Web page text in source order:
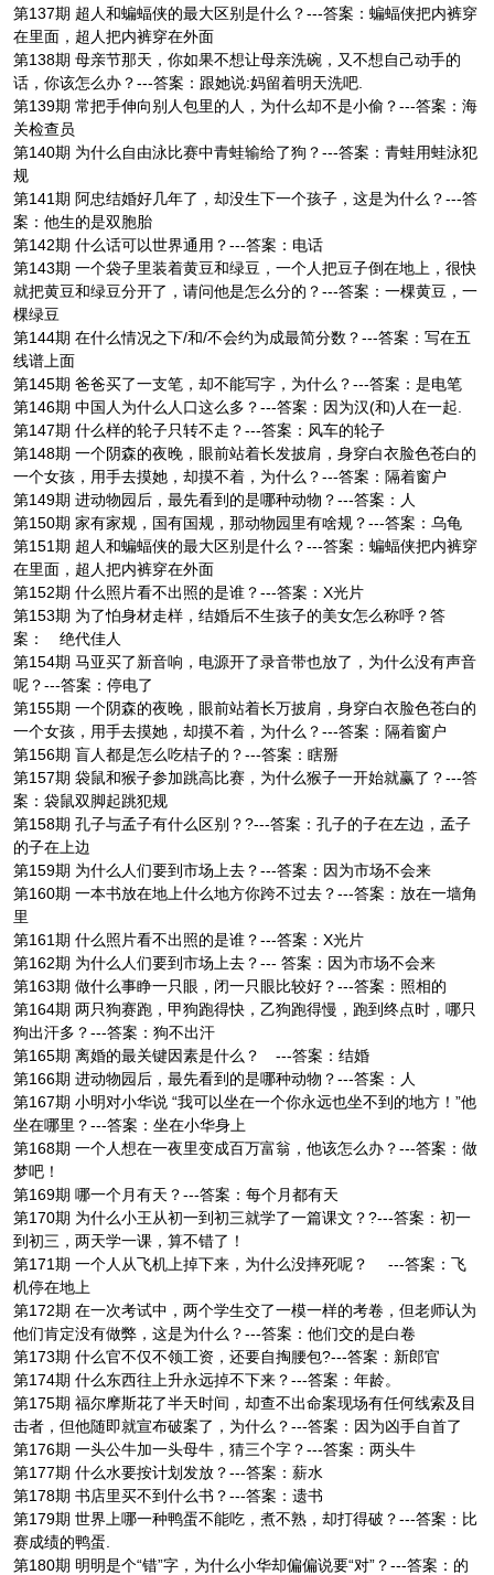
第137期 超人和蝙蝠侠的最大区别是什么？---答案：蝙蝠侠把内裤穿
在里面，超人把内裤穿在外面
第138期 母亲节那天，你如果不想让母亲洗碗，又不想自己动手的
话，你该怎么办？---答案：跟她说:妈留着明天洗吧.
第139期 常把手伸向别人包里的人，为什么却不是小偷？---答案：海
关检查员
第140期 为什么自由泳比赛中青蛙输给了狗？---答案：青蛙用蛙泳犯
规
第141期 阿忠结婚好几年了，却没生下一个孩子，这是为什么？---答
案：他生的是双胞胎
第142期 什么话可以世界通用？---答案：电话
第143期 一个袋子里装着黄豆和绿豆，一个人把豆子倒在地上，很快
就把黄豆和绿豆分开了，请问他是怎么分的？---答案：一棵黄豆，一
棵绿豆
第144期 在什么情况之下/和/不会约为成最简分数？---答案：写在五
线谱上面
第145期 爸爸买了一支笔，却不能写字，为什么？---答案：是电笔
第146期 中国人为什么人口这么多？---答案：因为汉(和)人在一起.
第147期 什么样的轮子只转不走？---答案：风车的轮子
第148期 一个阴森的夜晚，眼前站着长发披肩，身穿白衣脸色苍白的
一个女孩，用手去摸她，却摸不着，为什么？---答案：隔着窗户
第149期 进动物园后，最先看到的是哪种动物？---答案：人
第150期 家有家规，国有国规，那动物园里有啥规？---答案：乌龟
第151期 超人和蝙蝠侠的最大区别是什么？---答案：蝙蝠侠把内裤穿
在里面，超人把内裤穿在外面
第152期 什么照片看不出照的是谁？---答案：X光片
第153期 为了怕身材走样，结婚后不生孩子的美女怎么称呼？答
案： 绝代佳人
第154期 马亚买了新音响，电源开了录音带也放了，为什么没有声音
呢？---答案：停电了
第155期 一个阴森的夜晚，眼前站着长万披肩，身穿白衣脸色苍白的
一个女孩，用手去摸她，却摸不着，为什么？---答案：隔着窗户
第156期 盲人都是怎么吃桔子的？---答案：瞎掰
第157期 袋鼠和猴子参加跳高比赛，为什么猴子一开始就赢了？---答
案：袋鼠双脚起跳犯规
第158期 孔子与孟子有什么区别？?---答案：孔子的子在左边，孟子
的子在上边
第159期 为什么人们要到市场上去？---答案：因为市场不会来
第160期 一本书放在地上什么地方你跨不过去？---答案：放在一墙角
里
第161期 什么照片看不出照的是谁？---答案：X光片
第162期 为什么人们要到市场上去？--- 答案：因为市场不会来
第163期 做什么事睁一只眼，闭一只眼比较好？---答案：照相的
第164期 两只狗赛跑，甲狗跑得快，乙狗跑得慢，跑到终点时，哪只
狗出汗多？---答案：狗不出汗
第165期 离婚的最关键因素是什么？ ---答案：结婚
第166期 进动物园后，最先看到的是哪种动物？---答案：人
第167期 小明对小华说 “我可以坐在一个你永远也坐不到的地方！”他
坐在哪里？---答案：坐在小华身上
第168期 一个人想在一夜里变成百万富翁，他该怎么办？---答案：做
梦吧！
第169期 哪一个月有天？---答案：每个月都有天
第170期 为什么小王从初一到初三就学了一篇课文？?---答案：初一
到初三，两天学一课，算不错了！
第171期 一个人从飞机上掉下来，为什么没摔死呢？ ---答案：飞
机停在地上
第172期 在一次考试中，两个学生交了一模一样的考卷，但老师认为
他们肯定没有做弊，这是为什么？---答案：他们交的是白卷
第173期 什么官不仅不领工资，还要自掏腰包?---答案：新郎官
第174期 什么东西往上升永远掉不下来？---答案：年龄。
第175期 福尔摩斯花了半天时间，却查不出命案现场有任何线索及目
击者，但他随即就宣布破案了，为什么？---答案：因为凶手自首了
第176期 一头公牛加一头母牛，猜三个字？---答案：两头牛
第177期 什么水要按计划发放？---答案：薪水
第178期 书店里买不到什么书？---答案：遗书
第179期 世界上哪一种鸭蛋不能吃，煮不熟，却打得破？---答案：比
赛成绩的鸭蛋.
第180期 明明是个“错”字，为什么小华却偏偏说要“对”？---答案：的